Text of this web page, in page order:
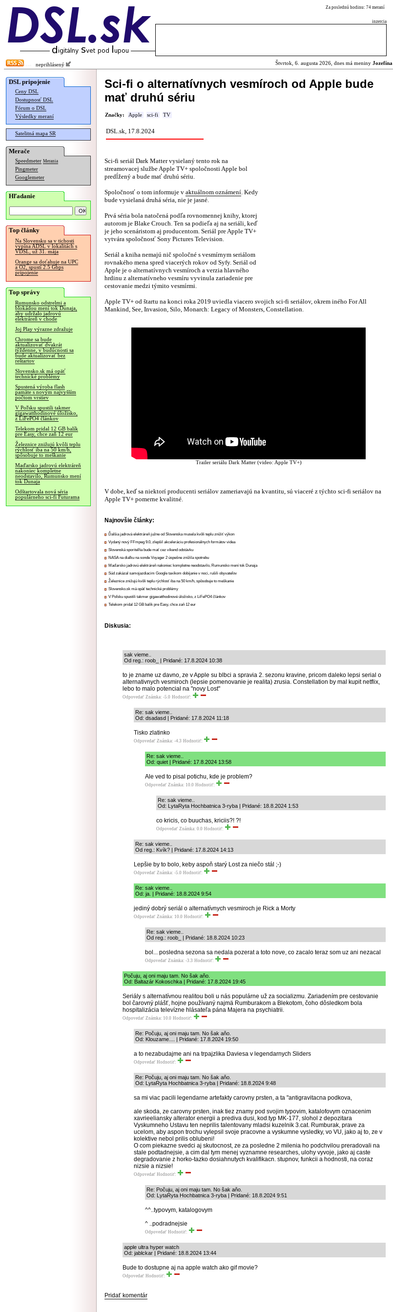
Za poslednú hodinu: 74 meraní
inzercia
neprihlásený Štvrtok, 6. augusta 2026, dnes má meniny Jozefína
DSL pripojenie
Ceny DSL
Dostupnosť DSL
Fórum o DSL
Výsledky meraní
Satelitná mapa SR
Merače
Speedmeter Merania
Pingmeter
Googlemeter
Hľadanie
Top články
Na Slovensku sa v tichosti
vypína ADSL v lokalitách s
VDSL, už 31. mája
Orange sa doťahuje na UPC
a O2, spustí 2.5 Gbps
pripojenie
Top správy
Rumunsko odstrelmi a
blokádou mení tok Dunaja,
aby udržalo jadrovú
elektráreň v chode
Joj Play výrazne zdražuje
Chrome sa bude
aktualizovať dvakrát
týždenne, v budúcnosti sa
bude aktualizovať bez
reštartov
Slovensko.sk má opäť
technické problémy
Spustená výroba flash
pamäte s novým najvyšším
počtom vrstiev
V Poľsku spustili takmer
gigawatthodinové úložisko,
z LiFePO4 článkov
Telekom pridal 12 GB balík
pre Easy, chce zaň 12 eur
Železnice znižujú kvôli teplu
rýchlosť iba na 50 km/h,
spôsobuje to meškanie
Maďarsko jadrovú elektráreň
nakoniec kompletne
neodstavilo, Rumunsko mení
tok Dunaja
Odštartovala nová séria
populárneho sci-fi Futurama
Sci-fi o alternatívnych vesmíroch od Apple bude
mať druhú sériu
Značky: Apple sci-fi TV
DSL.sk, 17.8.2024
Sci-fi seriál Dark Matter vysielaný tento rok na
streamovacej službe Apple TV+ spoločnosti Apple bol
predĺžený a bude mať druhú sériu.
Spoločnosť o tom informuje v aktuálnom oznámení. Kedy
bude vysielaná druhá séria, nie je jasné.
Prvá séria bola natočená podľa rovnomennej knihy, ktorej
autorom je Blake Crouch. Ten sa podieľa aj na seriáli, keď
je jeho scenáristom aj producentom. Seriál pre Apple TV+
vytvára spoločnosť Sony Pictures Television.
Seriál a kniha nemajú nič spoločné s vesmírnym seriálom
rovnakého mena spred viacerých rokov od Syfy. Seriál od
Apple je o alternatívnych vesmíroch a verzia hlavného
hrdinu z alternatívneho vesmíru vyvinula zariadenie pre
cestovanie medzi týmito vesmírmi.
Apple TV+ od štartu na konci roka 2019 uviedla viacero svojich sci-fi seriálov, okrem iného For All
Mankind, See, Invasion, Silo, Monarch: Legacy of Monsters, Constellation.
Trailer seriálu Dark Matter (video: Apple TV+)
V dobe, keď sa niektorí producenti seriálov zameriavajú na kvantitu, sú viaceré z týchto sci-fi seriálov na
Apple TV+ pomerne kvalitné.
Najnovšie články:
Ďalšia jadrová elektráreň južne od Slovenska musela kvôli teplu znížiť výkon
Vydaný nový FFmpeg 9.0, zlepšil akceleráciu profesionálnych formátov videa
Slovenská sporiteľňa bude mať cez víkend odstávku
NASA na diaľku na sonde Voyager 2 úspešne znížila spotrebu
Maďarsko jadrovú elektráreň nakoniec kompletne neodstavilo, Rumunsko mení tok Dunaja
Súd zakázal samojazdiacim Google taxíkom dobíjanie v noci, rušili obyvateľov
Železnice znižujú kvôli teplu rýchlosť iba na 50 km/h, spôsobuje to meškanie
Slovensko.sk má opäť technické problémy
V Poľsku spustili takmer gigawatthodinové úložisko, z LiFePO4 článkov
Telekom pridal 12 GB balík pre Easy, chce zaň 12 eur
Diskusia:
sak vieme..
Od reg.: roob_ | Pridané: 17.8.2024 10:38
to je zname uz davno, ze v Apple su blbci a spravia 2. sezonu kravine, pricom daleko lepsi serial o
alternativnych vesmiroch (lepsie pomenovanie je realita) zrusia. Constellation by mal kupit netflix,
lebo to malo potencial na "novy Lost"
Odpovedať Známka: -5.0 Hodnotiť:
Re: sak vieme..
Od: dsadasd | Pridané: 17.8.2024 11:18
Tisko zlatinko
Odpovedať Známka: -4.3 Hodnotiť:
Re: sak vieme..
Od: quiet | Pridané: 17.8.2024 13:58
Ale ved to pisal potichu, kde je problem?
Odpovedať Známka: 10.0 Hodnotiť:
Re: sak vieme..
Od: LytaRyta Hochbatnica 3-ryba | Pridané: 18.8.2024 1:53
co kricis, co buuchas, kriciis?! ?!
Odpovedať Známka: 0.0 Hodnotiť:
Re: sak vieme..
Od reg.: Kvík? | Pridané: 17.8.2024 14:13
Lepšie by to bolo, keby aspoň starý Lost za niečo stál ;-)
Odpovedať Známka: -5.0 Hodnotiť:
Re: sak vieme..
Od: ja. | Pridané: 18.8.2024 9:54
jediný dobrý seriál o alternatívnych vesmiroch je Rick a Morty
Odpovedať Známka: 10.0 Hodnotiť:
Re: sak vieme..
Od reg.: roob_ | Pridané: 18.8.2024 10:23
bol... posledna sezona sa nedala pozerat a toto nove, co zacalo teraz som uz ani nezacal
Odpovedať Známka: -3.3 Hodnotiť:
Počuju, aj oni maju tam. No šak aňo.
Od: Baltazár Kokoschka | Pridané: 17.8.2024 19:45
Seriály s alternatívnou realitou boli u nás populárne už za socializmu. Zariadením pre cestovanie
bol čarovný plášť, hojne používaný najmä Rumburakom a Blekotom, čoho dôsledkom bola
hospitalizácia televízne hlásateľa pána Majera na psychiatrii.
Odpovedať Známka: 10.0 Hodnotiť:
Re: Počuju, aj oni maju tam. No šak aňo.
Od: Klouzame.... | Pridané: 17.8.2024 19:50
a to nezabudajme ani na trpajzlika Daviesa v legendarnych Sliders
Odpovedať Hodnotiť:
Re: Počuju, aj oni maju tam. No šak aňo.
Od: LytaRyta Hochbatnica 3-ryba | Pridané: 18.8.2024 9:48
sa mi viac pacili legendarne artefakty carovny prsten, a ta "antigravitacna podkova,
ale skoda, ze carovny prsten, inak tiez znamy pod svojim typovim, katalofovym oznacenim
xavrieeliansky alterator energii a prediva dusi, kod.typ MK-177, slohol z depozitara
Vyskumneho Ustavu ten neprilis talentovany mladsi kuzelnik 3.cat. Rumburak, prave za
ucelom, aby aspon trochu vylepsil svoje pracovne a vyskumne vysledky, vo VU, jako aj to, ze v
kolektive nebol prilis oblubeni!
O com piekazne svedci aj skutocnost, ze za posledne 2 milenia ho podchvilou preradovali na
stale podtadnejsie, a cim dal tym menej vyznamne researches, ulohy vyvoje, jako aj caste
degradovanie z horko-tazko dosiahnutych kvalifikacn. stupnov, funkcii a hodnosti, na coraz
nizsie a nizsie!
Odpovedať Hodnotiť:
Re: Počuju, aj oni maju tam. No šak aňo.
Od: LytaRyta Hochbatnica 3-ryba | Pridané: 18.8.2024 9:51
^^..typovym, katalogovym
^ ..podradnejsie
Odpovedať Hodnotiť:
apple ultra hyper watch
Od: jablckar | Pridané: 18.8.2024 13:44
Bude to dostupne aj na apple watch ako gif movie?
Odpovedať Hodnotiť:
Pridať komentár